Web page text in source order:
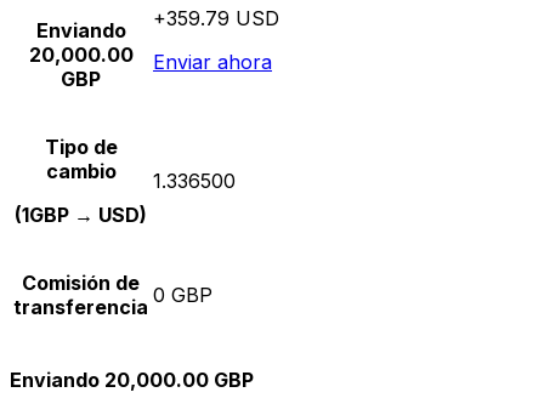
Enviando
20,000.00
GBP
+359.79 USD
Enviar ahora
Tipo de
cambio
(1GBP → USD)
1.336500
Comisión de
transferencia 0 GBP
Enviando 20,000.00 GBP